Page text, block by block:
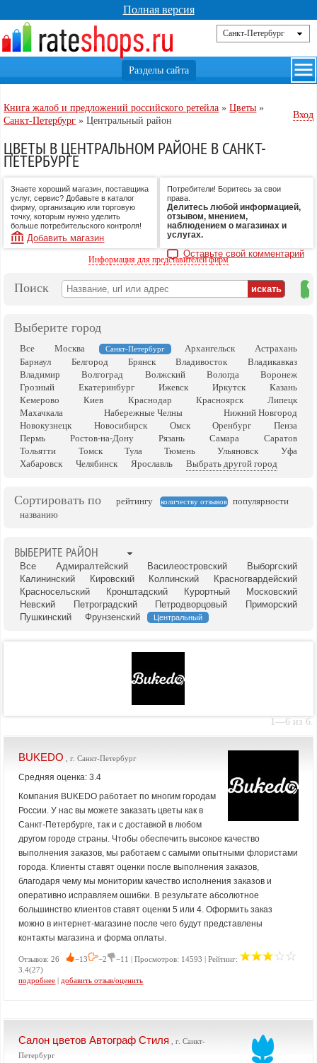
Полная версия
Книга жалоб и предложений российского ретейла »Цветы »
Санкт-Петербург »Центральный район
Вход
ЦВЕТЫ В ЦЕНТРАЛЬНОМ РАЙОНЕ В САНКТ-
ПЕТЕРБУРГЕ
Знаете хороший магазин, поставщика
услуг, сервис? Добавьте в каталог
фирму, организацию или торговую
точку, которым нужно уделить
больше потребительского контроля!
Добавить магазин
Потребители! Боритесь за свои
права.
Делитесь любой информацией,
отзывом, мнением,
наблюдением о магазинах и
услугах.
Оставьте свой комментарий
Информация для представителей фирм
Поиск
на
Выберите город
Все Москва Санкт-Петербург Архангельск
Астрахань
Барнаул
Белгород Брянск Владивосток
Владикавказ
Владимир
Волгоград Волжский Вологда
Воронеж
Грозный
Екатеринбург Ижевск Иркутск
Казань
Кемерово
Киев Краснодар Красноярск
Липецк
Махачкала
Набережные Челны
Нижний Новгород
Новокузнецк
Новосибирск Омск Оренбург
Пенза
Пермь
Ростов-на-Дону Рязань Самара
Саратов
Тольятти
Томск Тула Тюмень Ульяновск
Уфа
Хабаровск
Челябинск Ярославль Выбрать другой город
Сортировать по рейтингу количеству отзывов
популярности
названию
ВЫБЕРИТЕ РАЙОН
Все Адмиралтейский Василеостровский
Выборгский
Калининский
Кировский Колпинский
Красногвардейский
Красносельский
Кронштадский Курортный
Московский
Невский
Петроградский Петродворцовый
Приморский
Пушкинский
Фрунзенский Центральный
1—6 из 6.
BUKEDO , г. Санкт-Петербург
Средняя оценка: 3.4
Компания BUKEDO работает по многим городам
России. У нас вы можете заказать цветы как в
Санкт-Петербурге, так и с доставкой в любом
другом городе страны. Чтобы обеспечить высокое качество
выполнения заказов, мы работаем с самыми опытными флористами
города. Клиенты ставят оценки после выполнения заказов,
благодаря чему мы мониторим качество исполнения заказов и
оперативно исправляем ошибки. В результате абсолютное
большинство клиентов ставят оценки 5 или 4. Оформить заказ
можно в интернет-магазине после чего будут представлены
контакты магазина и форма оплаты.
Отзывов: 26 −13 −2
−11 | Просмотров: 14593 | Рейтинг:
3.4(27)
подробнее | добавить отзыв/оценить
Салон цветов Автограф Стиля
, г. Санкт-
Петербург